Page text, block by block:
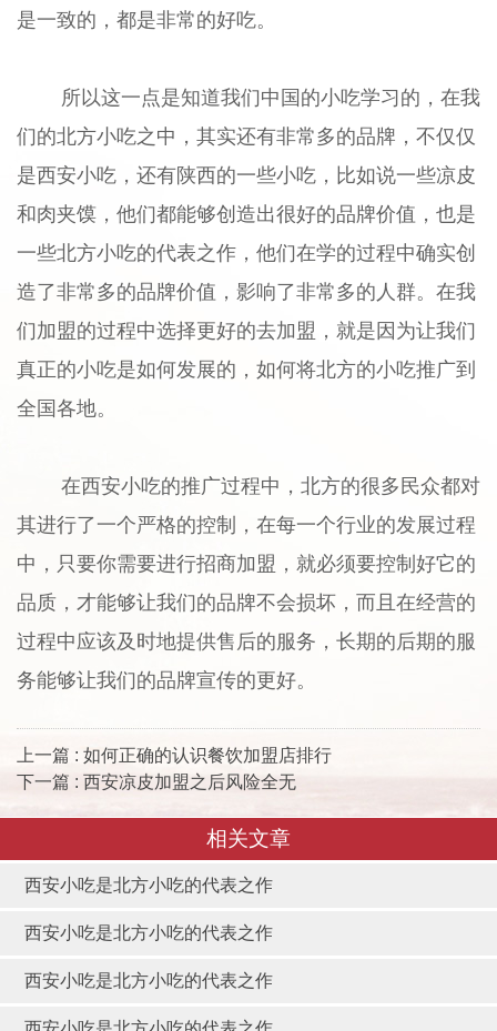
是一致的，都是非常的好吃。
所以这一点是知道我们中国的小吃学习的，在我
们的北方小吃之中，其实还有非常多的品牌，不仅仅
是西安小吃，还有陕西的一些小吃，比如说一些凉皮
和肉夹馍，他们都能够创造出很好的品牌价值，也是
一些北方小吃的代表之作，他们在学的过程中确实创
造了非常多的品牌价值，影响了非常多的人群。在我
们加盟的过程中选择更好的去加盟，就是因为让我们
真正的小吃是如何发展的，如何将北方的小吃推广到
全国各地。
在西安小吃的推广过程中，北方的很多民众都对
其进行了一个严格的控制，在每一个行业的发展过程
中，只要你需要进行招商加盟，就必须要控制好它的
品质，才能够让我们的品牌不会损坏，而且在经营的
过程中应该及时地提供售后的服务，长期的后期的服
务能够让我们的品牌宣传的更好。
上一篇 : 如何正确的认识餐饮加盟店排行
下一篇 : 西安凉皮加盟之后风险全无
相关文章
西安小吃是北方小吃的代表之作
西安小吃是北方小吃的代表之作
西安小吃是北方小吃的代表之作